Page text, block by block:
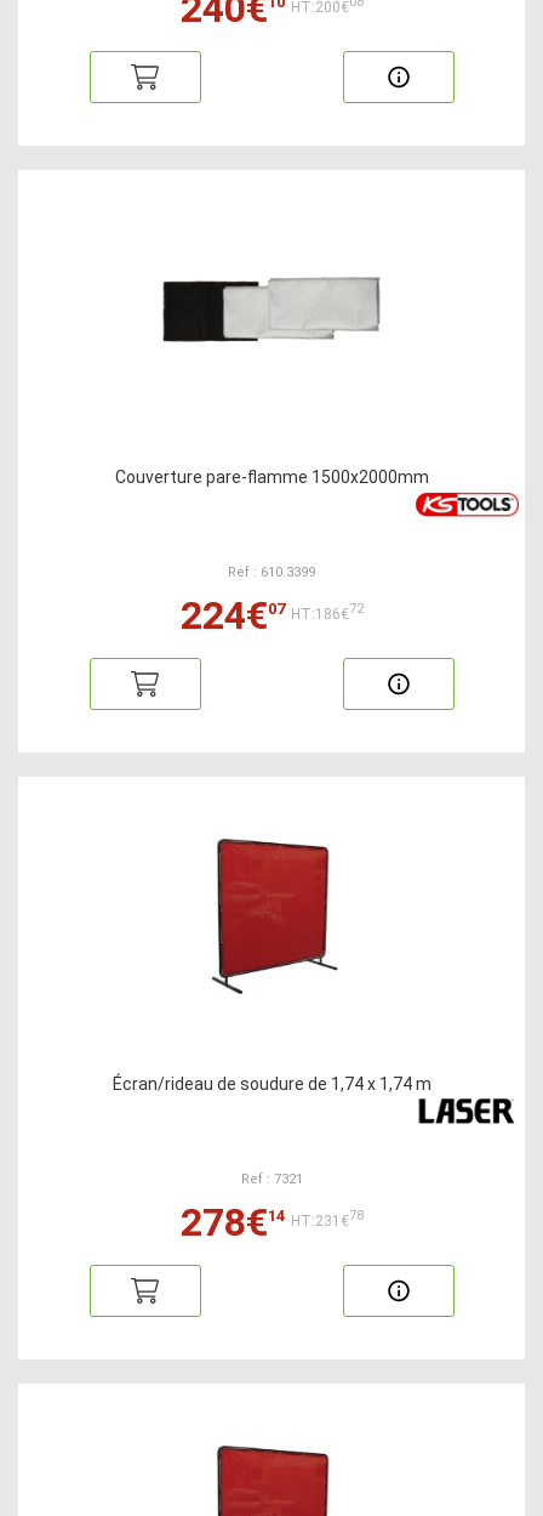
HT:200€
Couverture pare-flamme 1500x2000mm
Ref : 610.3399
224€07 HT:186€72
Écran/rideau de soudure de 1,74 x 1,74 m
Ref : 7321
278€14 HT:231€78